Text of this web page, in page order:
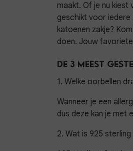
maakt. Of je nu
geschikt voor iedere
katoenen zakje?
doen. Jouw
De 3 meest
1. Welke oorbellen
Wanneer je een
dus deze kan je met
2. Wat is 925 sterling